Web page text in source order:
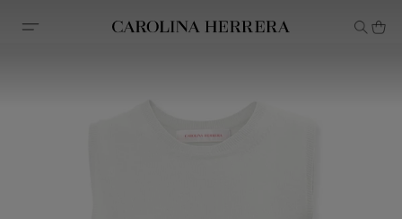
Avis d'accessibilité (lien)